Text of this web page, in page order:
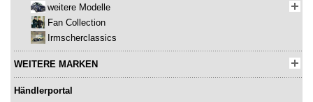
weitere Modelle
Fan Collection
Irmscherclassics
WEITERE MARKEN
Händlerportal